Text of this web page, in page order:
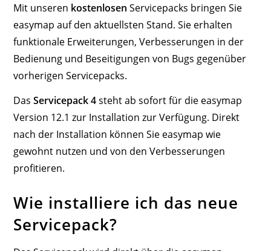
Mit unseren kostenlosen Servicepacks bringen Sie
easymap auf den aktuellsten Stand. Sie erhalten
funktionale Erweiterungen, Verbesserungen in der
Bedienung und Beseitigungen von Bugs gegenüber
vorherigen Servicepacks.
DasServicepack 4steht ab sofort für die easymap
Version 12.1 zur Installation zur Verfügung. Direkt
nach der Installation können Sie easymap wie
gewohnt nutzen und von den Verbesserungen
profitieren.
Wie installiere ich das neue
Servicepack?